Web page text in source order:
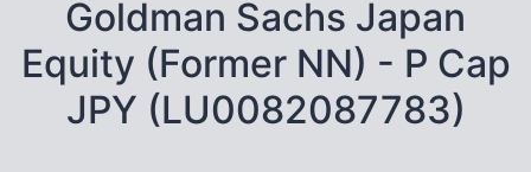
Goldman Sachs Japan
Equity (Former NN) - P Cap
JPY (LU0082087783)